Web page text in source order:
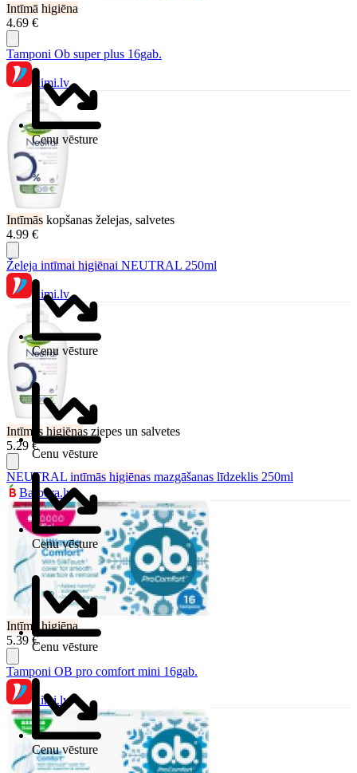
Intīmā higiēna
4.69 €
Cenu vēsture
Tamponi Ob super plus 16gab.
Rimi.lv
Intīmās kopšanas želejas, salvetes
4.99 €
Cenu vēsture
Želeja intīmai higiēnai NEUTRAL 250ml
Rimi.lv
Intīmās higiēnas ziepes un salvetes
5.29 €
Cenu vēsture
NEUTRAL intīmās higiēnas mazgāšanas līdzeklis 250ml
Barbora.lv
Intīmā
higiēna
5.39 €
Cenu vēsture
Tamponi OB pro comfort mini 16gab.
Rimi.lv
Cenu vēsture
Cenu vēsture